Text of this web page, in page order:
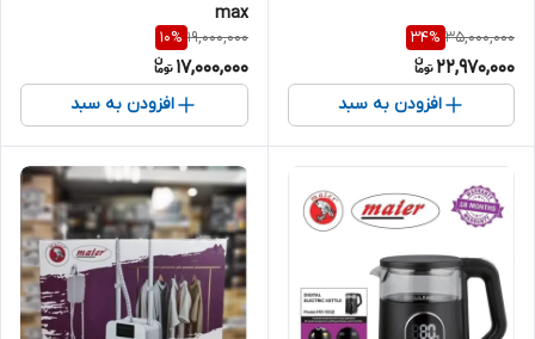
35,000,000
34%
22,970,000
افزودن به سبد
max
19,000,000
10%
17,000,000
افزودن به سبد